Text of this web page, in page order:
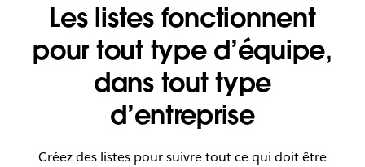
Les listes fonctionnent
pour tout type d’équipe,
dans tout type
d’entreprise
Créez des listes pour suivre tout ce qui doit être